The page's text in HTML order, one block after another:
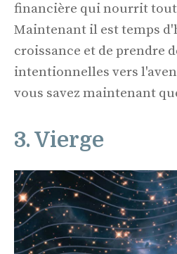
financière qui nourrit
Maintenant il est temps
croissance et de prendre
intentionnelles vers
vous savez maintenant
3. Vierge